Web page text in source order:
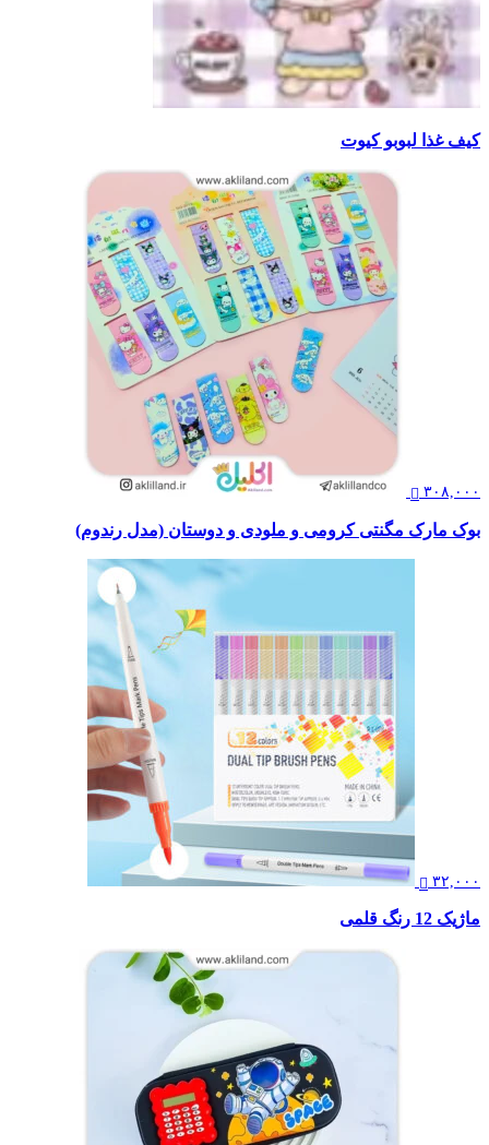
کیف غذا لبوبو کیوت
۳۰۸,۰۰۰
بوک مارک مگنتی کرومی و ملودی و دوستان (مدل رندوم)
۳۲,۰۰۰
ماژیک 12 رنگ قلمی